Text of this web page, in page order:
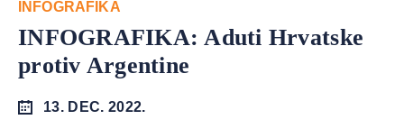
INFOGRAFIKA
INFOGRAFIKA: Aduti Hrvatske
protiv Argentine
13. DEC. 2022.